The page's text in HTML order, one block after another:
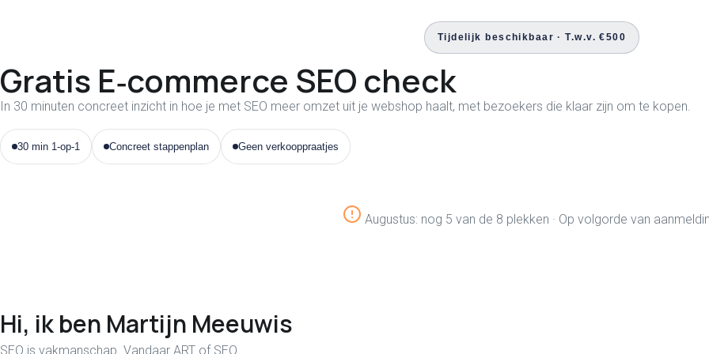
Tijdelijk beschikbaar · T.w.v. €500
Gratis E‑commerce SEO check
In 30 minuten concreet inzicht in hoe je met SEO meer omzet uit je webshop haalt, met bezoekers die klaar zijn om te kopen.
30 min 1-op-1 Concreet stappenplan Geen verkooppraatjes
Augustus: nog 5 van de 8 plekken · Op volgorde van
Hi, ik ben Martijn Meeuwis
SEO is vakmanschap. Vandaar ART of SEO.